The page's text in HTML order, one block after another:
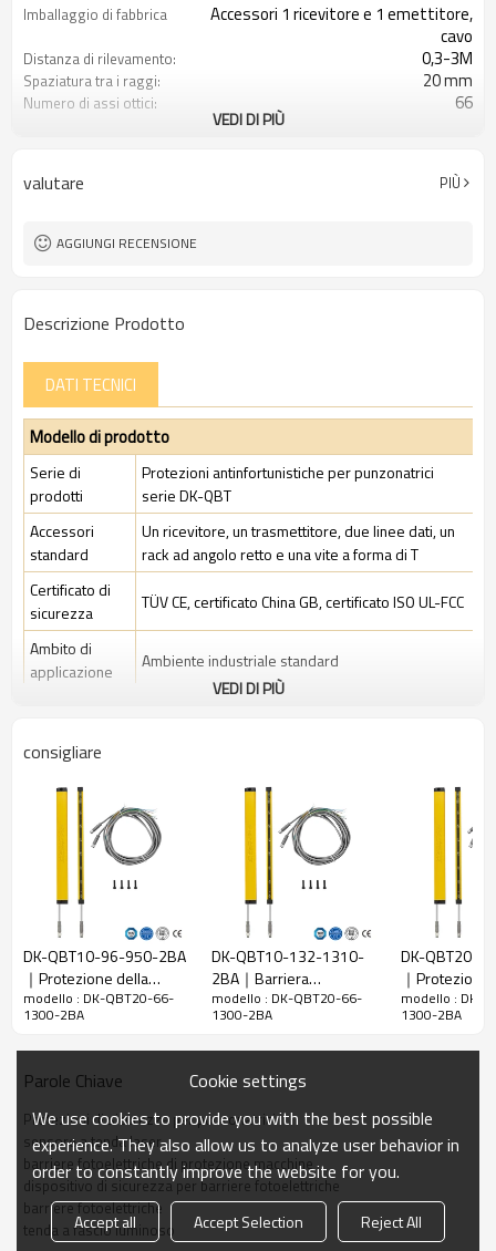
Imballaggio di fabbrica
Accessori 1 ricevitore e 1 emettitore,
cavo
Distanza di rilevamento: 0,3-3M
Spaziatura tra i raggi: 20 mm
Numero di assi ottici: 66
Spina di interfaccia Dotato di connettore M8
VEDI DI PIÙ
valutare PIÙ
AGGIUNGI RECENSIONE
Descrizione Prodotto
DATI TECNICI
Modello di prodotto
Serie di
prodotti
Protezioni antinfortunistiche per punzonatrici
serie DK-QBT
Accessori
standard
Un ricevitore, un trasmettitore, due linee dati, un
rack ad angolo retto e una vite a forma di T
Certificato di
sicurezza
TÜV CE, certificato China GB, certificato ISO UL-FCC
Ambito di
applicazione
Ambiente industriale standard
Spazio tra i
Rileva la
precisione
28 mm
Quantità di
travi
Raggio
d'azione
1300 mm
Taglia del
prodotto
15mm*30mm*L, L è la lunghezza dell'emettitore e
del ricevitore.
Distanza di
rilevamento
30-3000mm
risposta
≤15 ms
Dati meccanici
Materiale
dell'alloggiamentoMetallo
VEDI DI PIÙ
consigliare
DK-QBT10-96-950-2BA
｜Protezione della
punzonatrice｜DADISICK
modello : DK-QBT20-66-
1300-2BA
DK-QBT10-132-1310-
2BA｜Barriera
fotoelettrica di sicurezza
a infrarossi｜DADISICK
modello : DK-QBT20-66-
1300-2BA
DK-QBT20-
｜Protezioni
per presse
DADISICK
modello : DK-
1300-2BA
Parole Chiave
Protezioni di sicurezza per punzonatrici
sensore a tenda laser
barriere fotoelettriche di protezione macchine
dispositivo di sicurezza per barriere fotoelettriche
barriere fotoelettriche
tenda a fascio luminoso
Cookie settings
We use cookies to provide you with the best possible
experience. They also allow us to analyze user behavior in
order to constantly improve the website for you.
Accept all Accept Selection Reject All